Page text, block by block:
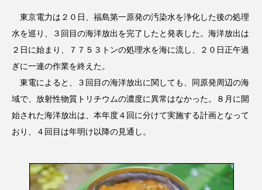
東京電力は２０日、福島第一原発の汚染水を浄化した後の処理
水を巡り、３回目の海洋放出を完了したと発表した。海洋放出は
２日に始まり、７７５３トンの処理水を海に流し、２０日正午過
ぎに一連の作業を終えた。
東電によると、３回目の海洋放出に関しても、同原発周辺の海
域で、放射性物質トリチウムの濃度に異常はなかった。８月に開
始された海洋放出は、本年度４回に分けて実施する計画となって
おり、４回目は年明け以降の見通し。